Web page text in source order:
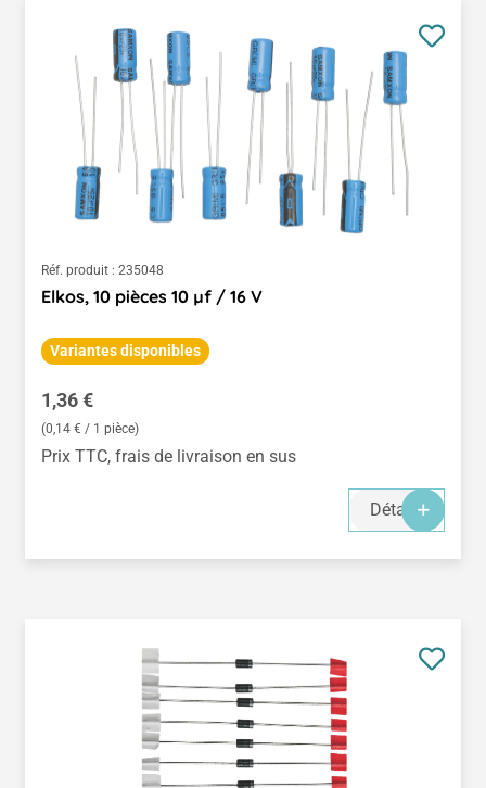
Réf. produit : 235048
Elkos, 10 pièces 10 µf / 16 V
Variantes disponibles
Prix régulier :
1,36 €
(0,14 € / 1 pièce)
Prix TTC, frais de livraison en sus
Détails